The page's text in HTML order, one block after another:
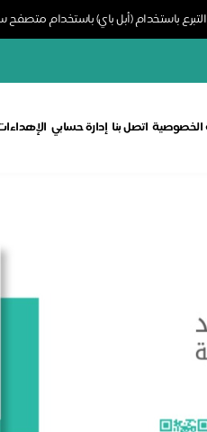
باستخدام (أبل باي) باستخدام متصفح
الخصوصية اتصل بنا إدارة حسابي